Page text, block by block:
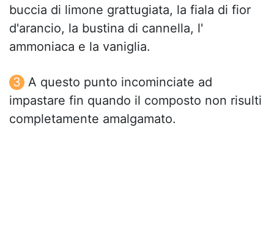
buccia di limone grattugiata, la fiala di fior
d'arancio, la bustina di cannella, l'
ammoniaca e la vaniglia.
A questo punto incominciate ad
impastare fin quando il composto non risulti
completamente amalgamato.